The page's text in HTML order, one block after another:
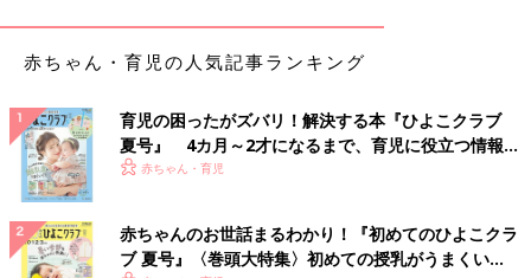
ベビーカーに乗っていた子を救った、えびさんのTwitter。
Twitterの内容は、えびさんが仕事の帰り道、ほろに日よけ用の
す。ベビーカーから子どもの手がだらんと出ているので気になっ
て見ると、手が真っ青でした。ブランケットで隠れて子どもの顔
赤ちゃん・育児の人気記事ランキング
育児の困ったがズバリ！解決する本『ひよこクラブ
夏号』 4カ月～2才になるまで、育児に役立つ情報が
いっぱい！
赤ちゃん・育児
赤ちゃんのお世話まるわかり！『初めてのひよこクラ
ブ 夏号』〈巻頭大特集〉初めての授乳がうまくい